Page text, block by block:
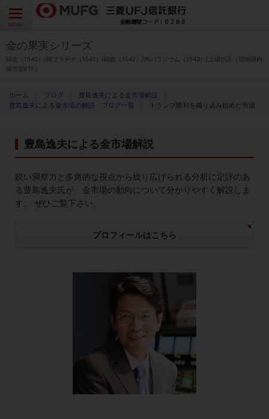
CLOSE
MENU
ブログ
豊島逸夫による金市場解説
豊島逸夫による金市場の解説 ブログ一覧
トランプ勝利を織り込み始めた市場
豊島逸夫による金市場解説
鋭い洞察力と多角的な視点から繰り広げられる分析に定評のあ
る豊島逸夫氏が、金市場の動向について分かりやすく解説しま
す。 ぜひご覧下さい。
プロフィールはこちら
金の果実シリーズ
純金（1540）/純プラチナ（1541）/純銀（1542）/純パラジウム（1543）/上場信託（現物国内
保管型ETF）
金の果実シリーズとは
特徴とメリット
各種お手続き
ブログ
よくあるご質問 お問い合わせ